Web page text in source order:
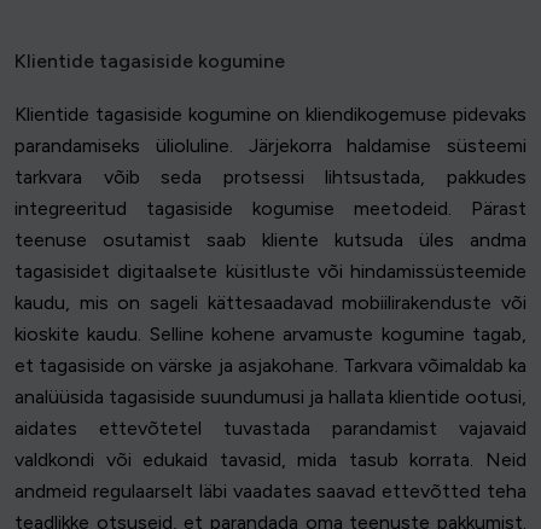
Klientide tagasiside kogumine
Klientide tagasiside kogumine on kliendikogemuse pidevaks
parandamiseks ülioluline. Järjekorra haldamise süsteemi
tarkvara võib seda protsessi lihtsustada, pakkudes
integreeritud tagasiside kogumise meetodeid. Pärast
teenuse osutamist saab kliente kutsuda üles andma
tagasisidet digitaalsete küsitluste või hindamissüsteemide
kaudu, mis on sageli kättesaadavad mobiilirakenduste või
kioskite kaudu. Selline kohene arvamuste kogumine tagab,
et tagasiside on värske ja asjakohane. Tarkvara võimaldab ka
analüüsida tagasiside suundumusi ja hallata klientide ootusi,
aidates ettevõtetel tuvastada parandamist vajavaid
valdkondi või edukaid tavasid, mida tasub korrata. Neid
andmeid regulaarselt läbi vaadates saavad ettevõtted teha
teadlikke otsuseid, et parandada oma teenuste pakkumist.